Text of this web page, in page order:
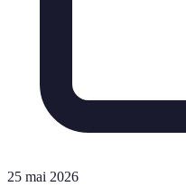
25 mai 2026